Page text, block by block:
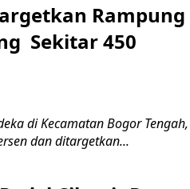
Rampung
Sekitar 450
di Kecamatan Bogor Tengah,
dan ditargetkan...